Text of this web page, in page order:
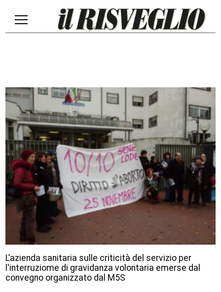
L’azienda sanitaria sulle criticità del servizio per
l'interruziome di gravidanza volontaria emerse dal
convegno organizzato dal M5S